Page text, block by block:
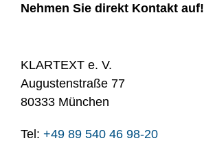
Nehmen Sie direkt Kontakt auf!
KLARTEXT e. V.
Augustenstraße 77
80333 München
Tel: ‭ +49 89 540 46 98-20